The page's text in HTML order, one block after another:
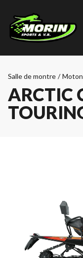
Salle de montre /
ARCTIC